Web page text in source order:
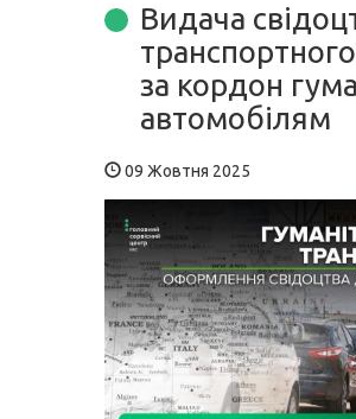
Видача
за кордон
автомобілям
09 Жовтня 2025